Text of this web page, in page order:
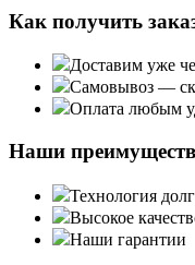
Как получить
Доставим уже
Самовывоз —
Оплата любым
Наши
Технология
Высокое
Наши гарантии